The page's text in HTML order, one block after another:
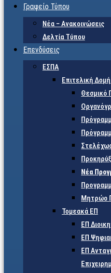
Γραφείο Τύπου
Νέα – Ανακοινώσεις
Δελτία Τύπου
Επενδύσεις
ΕΣΠΑ
Επιτελική
Θεσμικό
Νέα
Μητρώο
Τομεακά ΕΠ
ΕΠ
ΕΠ
ΕΠ